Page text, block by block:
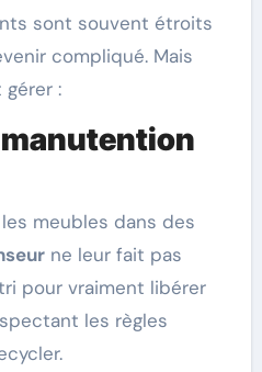
sont souvent étroits
compliqué. Mais
:
meubles dans des
ne leur fait pas
pour vraiment libérer
les règles